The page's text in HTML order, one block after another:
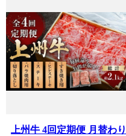
上州牛 4回定期便 月替わり